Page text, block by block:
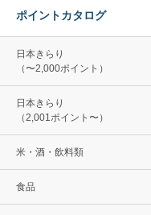
ポイントカタログ
日本きらり
（〜2,000ポイント）
日本きらり
（2,001ポイント〜）
米・酒・飲料類
食品